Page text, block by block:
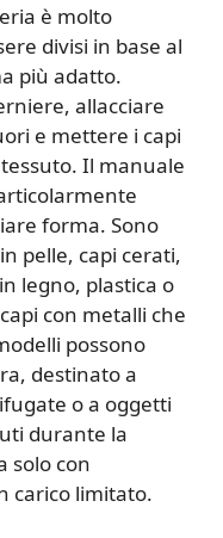
è molto
divisi in base al
più adatto.
allacciare
e mettere i capi
Il manuale
forma. Sono
pelle, capi cerati,
legno, plastica o
con metalli che
possono
destinato a
o a oggetti
durante la
solo con
carico limitato.